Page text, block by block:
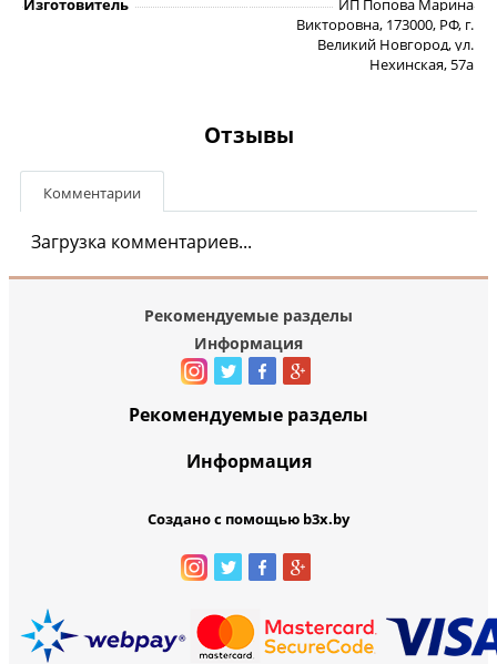
Изготовитель
ИП Попова Марина
Викторовна, 173000, РФ, г.
Великий Новгород, ул.
Нехинская, 57а
Отзывы
Комментарии
Загрузка комментариев...
Рекомендуемые разделы
Информация
Рекомендуемые разделы
Информация
Создано с помощью b3x.by